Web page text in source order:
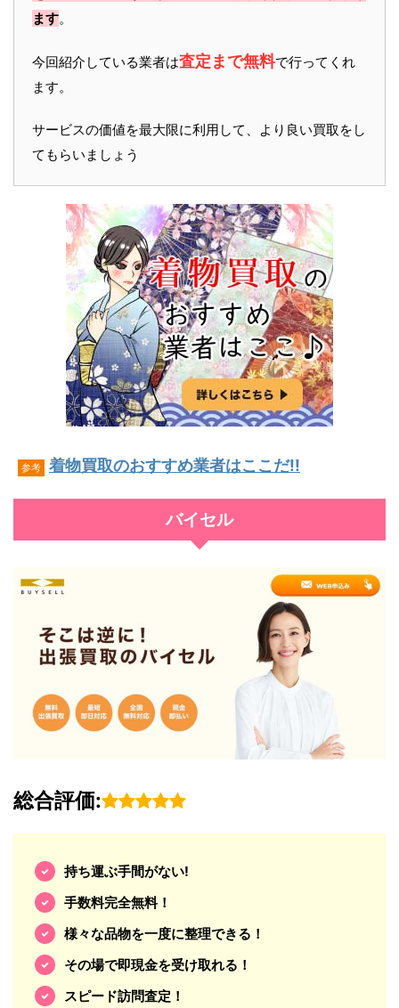
ます。
今回紹介している業者は査定まで無料で行ってくれ
ます。
サービスの価値を最大限に利用して、より良い買取をし
てもらいましょう
参考 着物買取のおすすめ業者はここだ!!
バイセル
総合評価:
持ち運ぶ手間がない!
手数料完全無料！
様々な品物を一度に整理できる！
その場で即現金を受け取れる！
スピード訪問査定！